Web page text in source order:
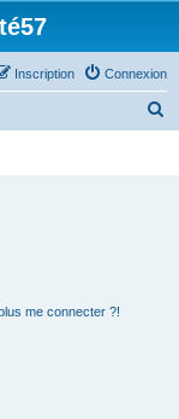
Connexion
Inscription
me connecter ?!